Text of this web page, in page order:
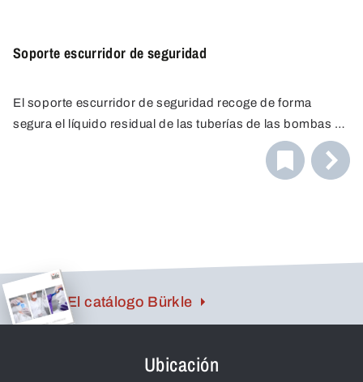
Soporte escurridor de seguridad
El soporte escurridor de seguridad recoge de forma
segura el líquido residual de las tuberías de las bombas o
los tomamuestras. El soporte de seguridad es resistente
a álcalis y ácidos diluidos. El recipiente desenroscable
El catálogo Bürkle
Ubicación